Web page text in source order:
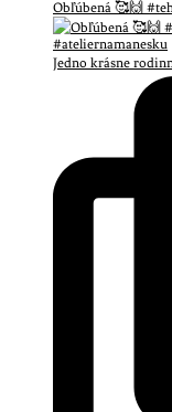
Obľúbená 🥰🙌
Jedno krásne